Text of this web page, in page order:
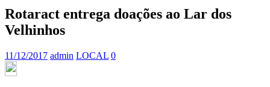
Rotaract entrega doações ao Lar dos
Velhinhos
11/12/2017 admin LOCAL 0